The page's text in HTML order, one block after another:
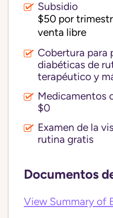
Subsidio
$50 por
venta libre
Cobertura para
diabéticas de
terapéutico y
Medicamentos
$0
Examen de la
rutina gratis
Documentos
View Summary of